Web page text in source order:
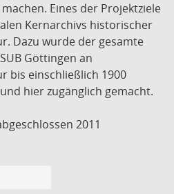
Eines der Projektziele
Kernarchivs historischer
Dazu wurde der gesamte
Göttingen an
bis einschließlich 1900
hier zugänglich gemacht.
2011